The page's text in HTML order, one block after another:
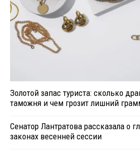
Золотой запас туриста: сколько
таможня и чем грозит лишний
Сенатор Лантратова рассказала о
законах весенней сессии